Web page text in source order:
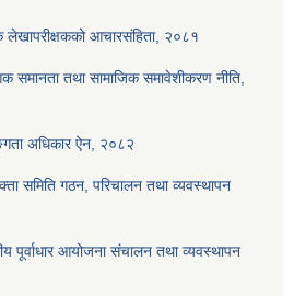
लेखापरीक्षकको आचारसंहिता, २०८१
समानता तथा सामाजिक समावेशीकरण नीति,
अधिकार ऐन, २०८२
समिति गठन, परिचालन तथा व्यवस्थापन
पूर्वाधार आयोजना संचालन तथा व्यवस्थापन